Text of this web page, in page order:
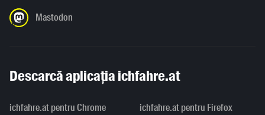
Mastodon
Descarcă aplicația ichfahre.at
ichfahre.at pentru Chrome ichfahre.at pentru Firefox